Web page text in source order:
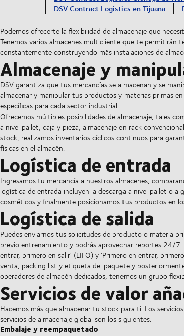
DSV Contract Logistics en Tijuana
Podemos ofrecerte la flexibilidad de almacenaje que
Tenemos varios almacenes multicliente que te
constantemente construyendo más instalaciones de
Almacenaje y
DSV garantiza que tus mercancías se almacenan y se
almacenar y manipular tus productos y materias primas
específicas para cada sector industrial.
Ofrecemos múltiples posibilidades de almacenaje, tales
a nivel pallet, caja y pieza, almacenaje en rack
stock, realizamos inventarios cíclicos continuos para
físicas en el almacén.
Logística de entrada
Ingresamos tu mercancía a nuestros almacenes,
logística de entrada incluyen la descarga a nivel pallet o a
cosméticos y finalmente posicionamos tus productos en
Logística de salida
Puedes enviarnos tus solicitudes de producto o materia
previo entrenamiento y podrás aprovechar reportes 24/
entrar, primero en salir' (LIFO) y 'Primero en entrar,
venta, packing list y etiqueta del paquete y
operadores de almacén dedicados, tenemos un grupo
Servicios de valor
Hacemos más que almacenar tu stock para ti. Los
servicios de almacenaje global son los siguientes:
Embalaje y reempaquetado